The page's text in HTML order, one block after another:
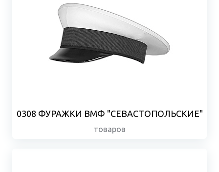
0308 ФУРАЖКИ ВМФ "СЕВАСТОПОЛЬСКИЕ"
товаров